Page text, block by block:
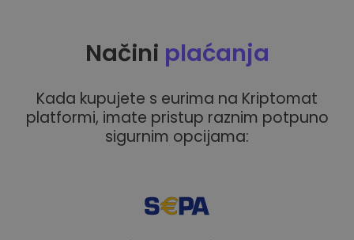
Načini plaćanja
Kada kupujete s eurima na Kriptomat
platformi, imate pristup raznim potpuno
sigurnim opcijama: